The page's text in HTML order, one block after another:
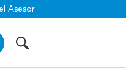
Asesor